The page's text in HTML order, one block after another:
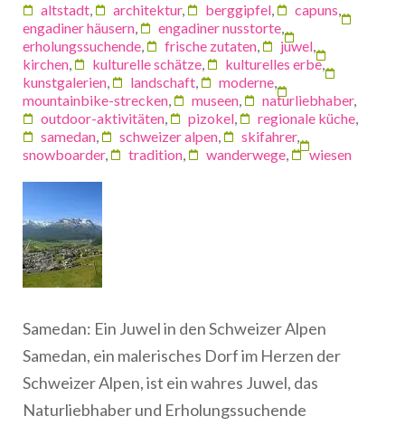
altstadt, architektur, berggipfel, capuns,
engadiner häusern, engadiner nusstorte,
erholungssuchende, frische zutaten, juwel,
kirchen, kulturelle schätze, kulturelles erbe,
kunstgalerien, landschaft, moderne,
mountainbike-strecken, museen, naturliebhaber,
outdoor-aktivitäten, pizokel, regionale küche,
samedan, schweizer alpen, skifahrer,
snowboarder, tradition, wanderwege, wiesen
Samedan: Ein Juwel in den Schweizer Alpen
Samedan, ein malerisches Dorf im Herzen der
Schweizer Alpen, ist ein wahres Juwel, das
Naturliebhaber und Erholungssuchende